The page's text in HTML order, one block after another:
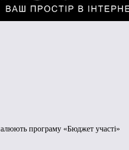
програму «Бюджет участі»